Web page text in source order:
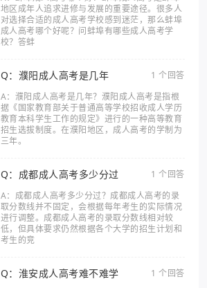
地区成年人追求进修与发展的重要途径。很多人
对选择合适的成人高考学校感到迷茫，那么蚌埠
成人高考哪个好呢？问蚌埠有哪些成人高考学
校？答蚌
Q：濮阳成人高考是几年
1 个回答
A：濮阳成人高考是几年？濮阳成人高考是指根
据《国家教育部关于普通高等学校招收成人学历
教育本科学生工作的规定》进行的一种高等教育
招生选拔制度。在濮阳地区，成人高考的学制为
三年。
Q：成都成人高考多少分过
1 个回答
A：成都成人高考多少分过？成都成人高考的录
取分数线并不固定，会根据每年考生的实际情况
进行调整。成都成人高考的录取分数线相对较
低，但具体要求仍然根据各个大学的招生计划和
考生的竞
Q：淮安成人高考难不难学
1 个回答